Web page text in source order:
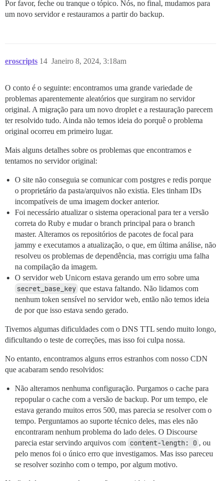
Por favor, feche ou tranque o tópico. Nós, no final, mudamos para
um novo servidor e restauramos a partir do backup.
eroscripts Janeiro 8, 2024, 3:18am
14
O conto é o seguinte: encontramos uma grande variedade de
problemas aparentemente aleatórios que surgiram no servidor
original. A migração para um novo droplet e a restauração parecem
ter resolvido tudo. Ainda não temos ideia do porquê o problema
original ocorreu em primeiro lugar.
Mais alguns detalhes sobre os problemas que encontramos e
tentamos no servidor original:
O site não conseguia se comunicar com postgres e redis porque
o proprietário da pasta/arquivos não existia. Eles tinham IDs
incompatíveis de uma imagem docker anterior.
Foi necessário atualizar o sistema operacional para ter a versão
correta do Ruby e mudar o branch principal para o branch
master. Alteramos os repositórios de pacotes de focal para
jammy e executamos a atualização, o que, em última análise, não
resolveu os problemas de dependência, mas corrigiu uma falha
na compilação da imagem.
O servidor web Unicorn estava gerando um erro sobre uma
secret_base_key que estava faltando. Não lidamos com
nenhum token sensível no servidor web, então não temos ideia
de por que isso estava sendo gerado.
Tivemos algumas dificuldades com o DNS TTL sendo muito longo,
dificultando o teste de correções, mas isso foi culpa nossa.
No entanto, encontramos alguns erros estranhos com nosso CDN
que acabaram sendo resolvidos:
Não alteramos nenhuma configuração. Purgamos o cache para
repopular o cache com a versão de backup. Por um tempo, ele
estava gerando muitos erros 500, mas parecia se resolver com o
tempo. Perguntamos ao suporte técnico deles, mas eles não
encontraram nenhum problema do lado deles. O Discourse
parecia estar servindo arquivos com content-length: 0 , ou
pelo menos foi o único erro que investigamos. Mas isso pareceu
se resolver sozinho com o tempo, por algum motivo.